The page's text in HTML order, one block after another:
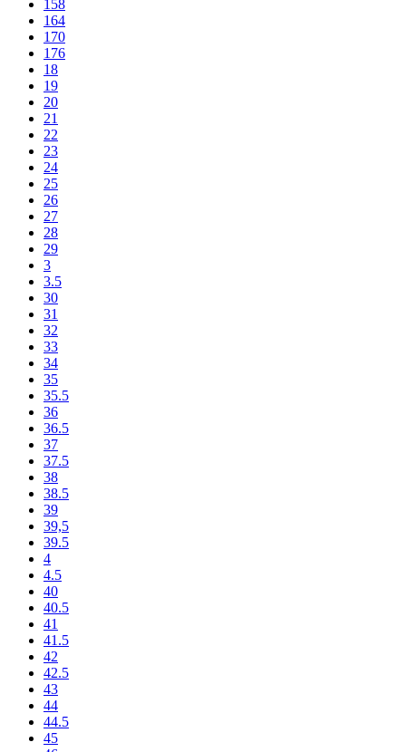
158
164
170
176
18
19
20
21
22
23
24
25
26
27
28
29
3
3.5
30
31
32
33
34
35
35.5
36
36.5
37
37.5
38
38.5
39
39,5
39.5
4
4.5
40
40.5
41
41.5
42
42.5
43
44
44.5
45